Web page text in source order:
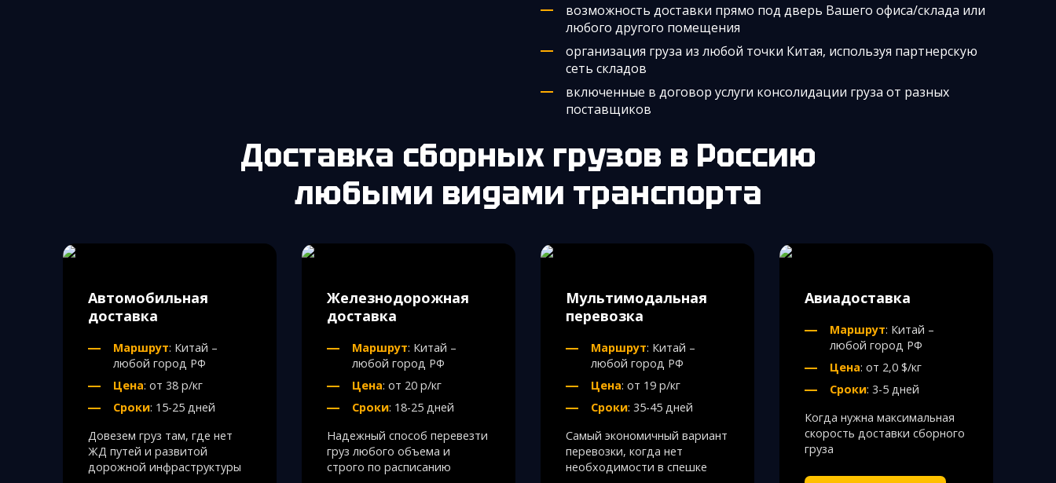
возможность доставки прямо под дверь Вашего офиса/склада или
любого другого помещения
организация груза из любой точки Китая, используя партнерскую
сеть складов
включенные в договор услуги консолидации груза от разных
поставщиков
Доставка сборных грузов в Россию
любыми видами транспорта
Автомобильная
доставка
Маршрут: Китай –
любой город РФ
Цена: от 38 р/кг
Сроки: 15-25 дней
Довезем груз там, где нет
ЖД путей и развитой
дорожной инфраструктуры
Железнодорожная
доставка
Маршрут: Китай –
любой город РФ
Цена: от 20 р/кг
Сроки: 18-25 дней
Надежный способ перевезти
груз любого объема и
строго по расписанию
Мультимодальная
перевозка
Маршрут: Китай –
любой город РФ
Цена: от 19 р/кг
Сроки: 35-45 дней
Самый экономичный вариант
перевозки, когда нет
необходимости в спешке
Авиадоставка
Маршрут: Китай –
любой город РФ
Цена: от 2,0 $/кг
Сроки: 3-5 дней
Когда нужна максимальная
скорость доставки сборного
груза